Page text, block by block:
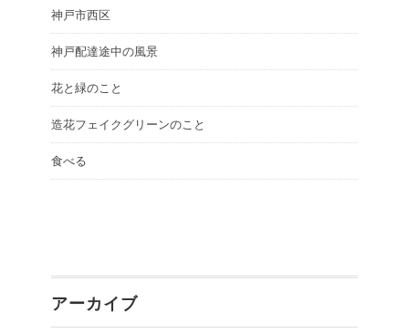
神戸市西区
神戸配達途中の風景
花と緑のこと
造花フェイクグリーンのこと
食べる
アーカイブ